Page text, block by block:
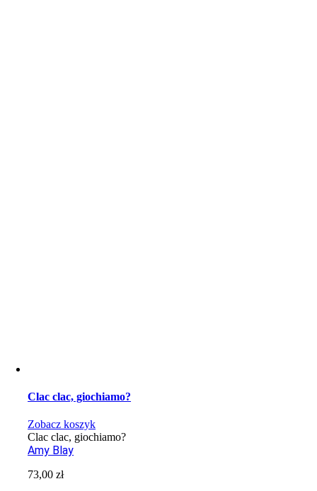
Clac clac, giochiamo?
Zobacz koszyk
Clac clac, giochiamo?
Amy Blay
73,00zł